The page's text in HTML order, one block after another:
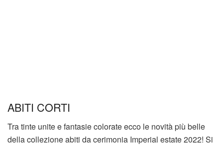
ABITI CORTI
Tra tinte unite e fantasie colorate ecco le novità più belle
della collezione abiti da cerimonia Imperial estate 2022! Si